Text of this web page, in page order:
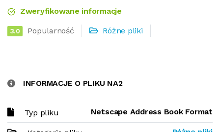
Zweryfikowane informacje
3.0 Popularność Różne pliki
INFORMACJE O PLIKU NA2
Typ pliku Netscape Address Book Format